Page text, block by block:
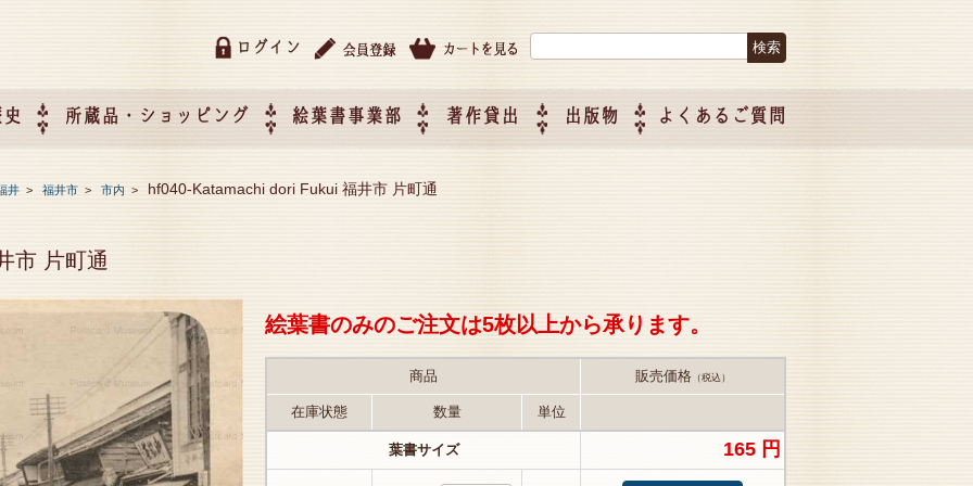
ログイン
所蔵品・ショッピング 絵葉書事業部
て
作）について
著作貸出 出版物 よくあるご質問
井 > 福井市 > 市内 > hf040-Katamachi dori Fukui 福井市 片町通
市 片町通
絵葉書のみのご注文は5枚以上から承ります。
商品 販売価格（税込）
在庫状態 数量 単位
葉書サイズ 165 円